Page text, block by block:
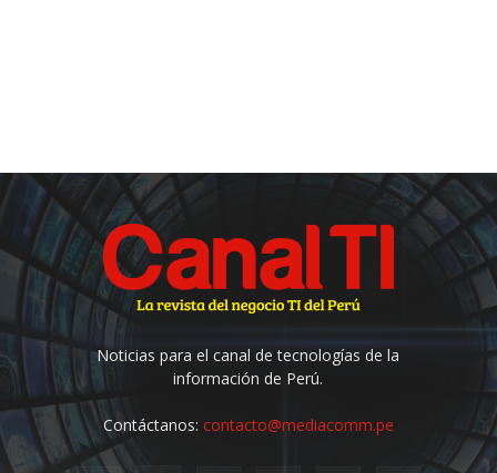
Noticias para el canal de tecnologías de la
información de Perú.
Contáctanos: contacto@mediacomm.pe